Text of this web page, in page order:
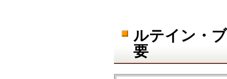
ルテイン・
要